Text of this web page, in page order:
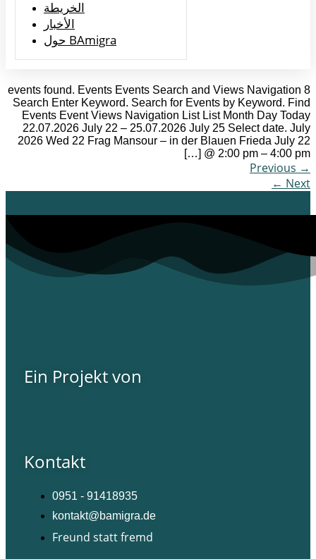
الخريطة
الأخبار
حول BAmigra
8 events found. Events Events Search and Views Navigation
Search Enter Keyword. Search for Events by Keyword. Find
Events Event Views Navigation List List Month Day Today
22.07.2026 July 22 – 25.07.2026 July 25 Select date. July
2026 Wed 22 Frag Mansour – in der Blauen Frieda July 22
@ 2:00 pm – 4:00 pm […]
→
Next
←
Ein Projekt von
Kontakt
0951 - 91418935
kontakt@bamigra.de
Freund statt fremd